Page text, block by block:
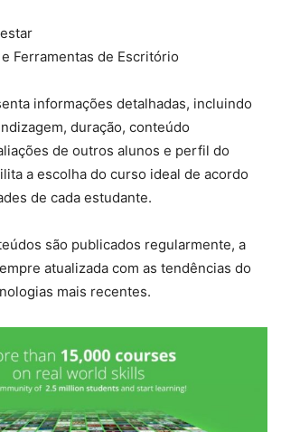
Ferramentas de Escritório
informações detalhadas, incluindo
duração, conteúdo
de outros alunos e perfil do
a escolha do curso ideal de acordo
de cada estudante.
são publicados regularmente, a
atualizada com as tendências do
mais recentes.